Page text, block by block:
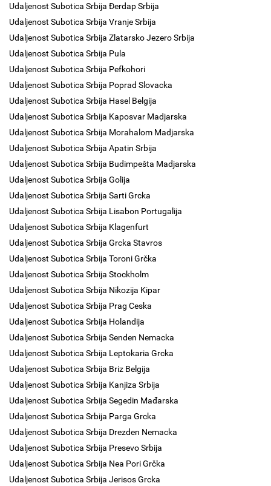
Udaljenost Subotica Srbija Đerdap Srbija
Udaljenost Subotica Srbija Vranje Srbija
Udaljenost Subotica Srbija Zlatarsko Jezero Srbija
Udaljenost Subotica Srbija Pula
Udaljenost Subotica Srbija Pefkohori
Udaljenost Subotica Srbija Poprad Slovacka
Udaljenost Subotica Srbija Hasel Belgija
Udaljenost Subotica Srbija Kaposvar Madjarska
Udaljenost Subotica Srbija Morahalom Madjarska
Udaljenost Subotica Srbija Apatin Srbija
Udaljenost Subotica Srbija Budimpešta Madjarska
Udaljenost Subotica Srbija Golija
Udaljenost Subotica Srbija Sarti Grcka
Udaljenost Subotica Srbija Lisabon Portugalija
Udaljenost Subotica Srbija Klagenfurt
Udaljenost Subotica Srbija Grcka Stavros
Udaljenost Subotica Srbija Toroni Grčka
Udaljenost Subotica Srbija Stockholm
Udaljenost Subotica Srbija Nikozija Kipar
Udaljenost Subotica Srbija Prag Ceska
Udaljenost Subotica Srbija Holandija
Udaljenost Subotica Srbija Senden Nemacka
Udaljenost Subotica Srbija Leptokaria Grcka
Udaljenost Subotica Srbija Briz Belgija
Udaljenost Subotica Srbija Kanjiza Srbija
Udaljenost Subotica Srbija Segedin Mađarska
Udaljenost Subotica Srbija Parga Grcka
Udaljenost Subotica Srbija Drezden Nemacka
Udaljenost Subotica Srbija Presevo Srbija
Udaljenost Subotica Srbija Nea Pori Grčka
Udaljenost Subotica Srbija Jerisos Grcka